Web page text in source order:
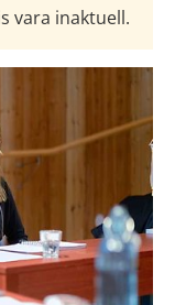
vara inaktuell.